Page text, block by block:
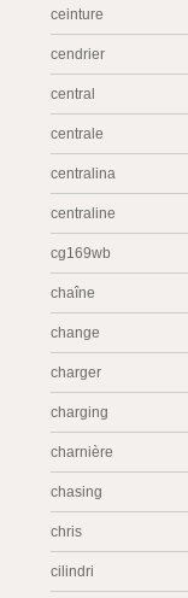
ceinture
cendrier
central
centrale
centralina
centraline
cg169wb
chaîne
change
charger
charging
charnière
chasing
chris
cilindri